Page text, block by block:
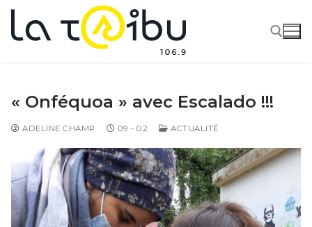
« Onféquoa » avec Escalado !!!
ADELINE CHAMP 09 - 02 ACTUALITÉ